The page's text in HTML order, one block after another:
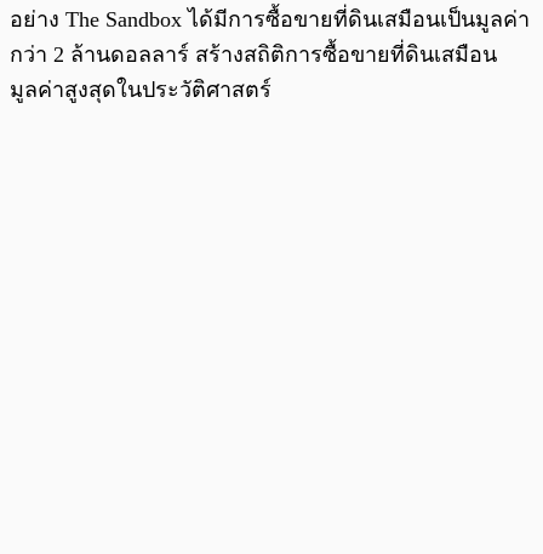
อย่าง The Sandbox ได้มีการซื้อขายที่ดินเสมือนเป็นมูลค่า
กว่า 2 ล้านดอลลาร์ สร้างสถิติการซื้อขายที่ดินเสมือน
มูลค่าสูงสุดในประวัติศาสตร​์